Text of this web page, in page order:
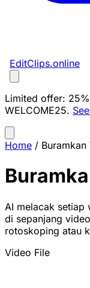
EditClips.online
Limited offer:
WELCOME25.
Home /
AI melacak setiap
di sepanjang
rotoskoping atau
Video File